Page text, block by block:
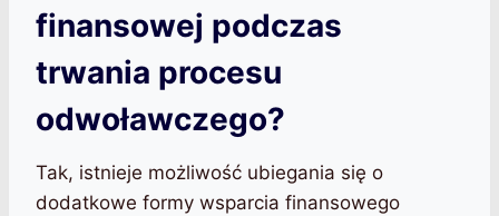
finansowej podczas
trwania procesu
odwoławczego?
Tak, istnieje możliwość ubiegania się o
dodatkowe formy wsparcia finansowego